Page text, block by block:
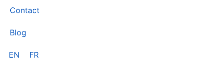
Contact
Blog
EN FR